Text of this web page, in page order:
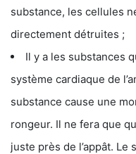
substance, les cellules
directement détruites ;
Il y a les substances
système cardiaque de
substance cause une
rongeur. Il ne fera que
juste près de l’appât. Le